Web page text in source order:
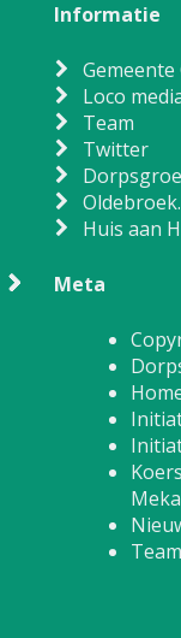
Informatie
Loco
Team
Twitter
Huis aan
Meta